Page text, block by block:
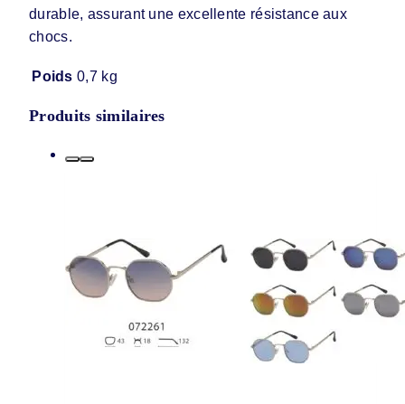
durable, assurant une excellente résistance aux
chocs.
Poids 0,7 kg
Produits similaires